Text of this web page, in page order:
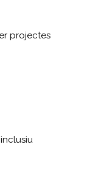
projectes